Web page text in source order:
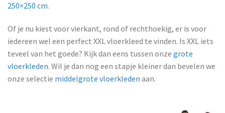
250×250 cm.
Of je nu kiest voor vierkant, rond of rechthoekig, er is voor
iedereen wel een perfect XXL vloerkleed te vinden. Is XXL iets
teveel van het goede? Kijk dan eens tussen onze grote
vloerkleden. Wil je dan nog een stapje kleiner dan bevelen we
onze selectie middelgrote vloerkleden aan.